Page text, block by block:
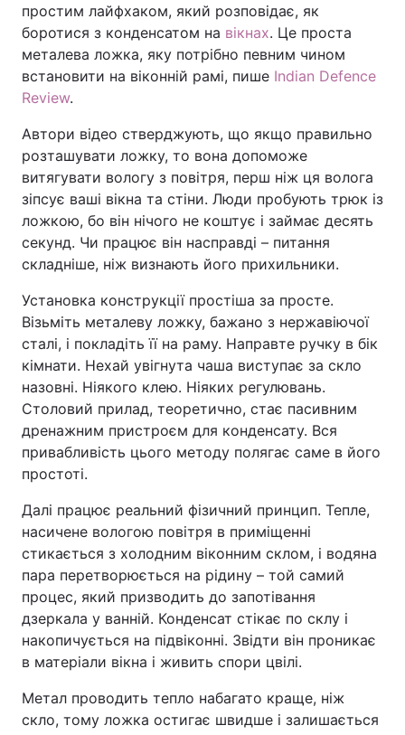
простим лайфхаком, який розповідає, як
боротися з конденсатом на вікнах. Це проста
металева ложка, яку потрібно певним чином
встановити на віконній рамі, пише Indian Defence
Review.
Автори відео стверджують, що якщо правильно
розташувати ложку, то вона допоможе
витягувати вологу з повітря, перш ніж ця волога
зіпсує ваші вікна та стіни. Люди пробують трюк із
ложкою, бо він нічого не коштує і займає десять
секунд. Чи працює він насправді – питання
складніше, ніж визнають його прихильники.
Установка конструкції простіша за просте.
Візьміть металеву ложку, бажано з нержавіючої
сталі, і покладіть її на раму. Направте ручку в бік
кімнати. Нехай увігнута чаша виступає за скло
назовні. Ніякого клею. Ніяких регулювань.
Столовий прилад, теоретично, стає пасивним
дренажним пристроєм для конденсату. Вся
привабливість цього методу полягає саме в його
простоті.
Далі працює реальний фізичний принцип. Тепле,
насичене вологою повітря в приміщенні
стикається з холодним віконним склом, і водяна
пара перетворюється на рідину – той самий
процес, який призводить до запотівання
дзеркала у ванній. Конденсат стікає по склу і
накопичується на підвіконні. Звідти він проникає
в матеріали вікна і живить спори цвілі.
Метал проводить тепло набагато краще, ніж
скло, тому ложка остигає швидше і залишається